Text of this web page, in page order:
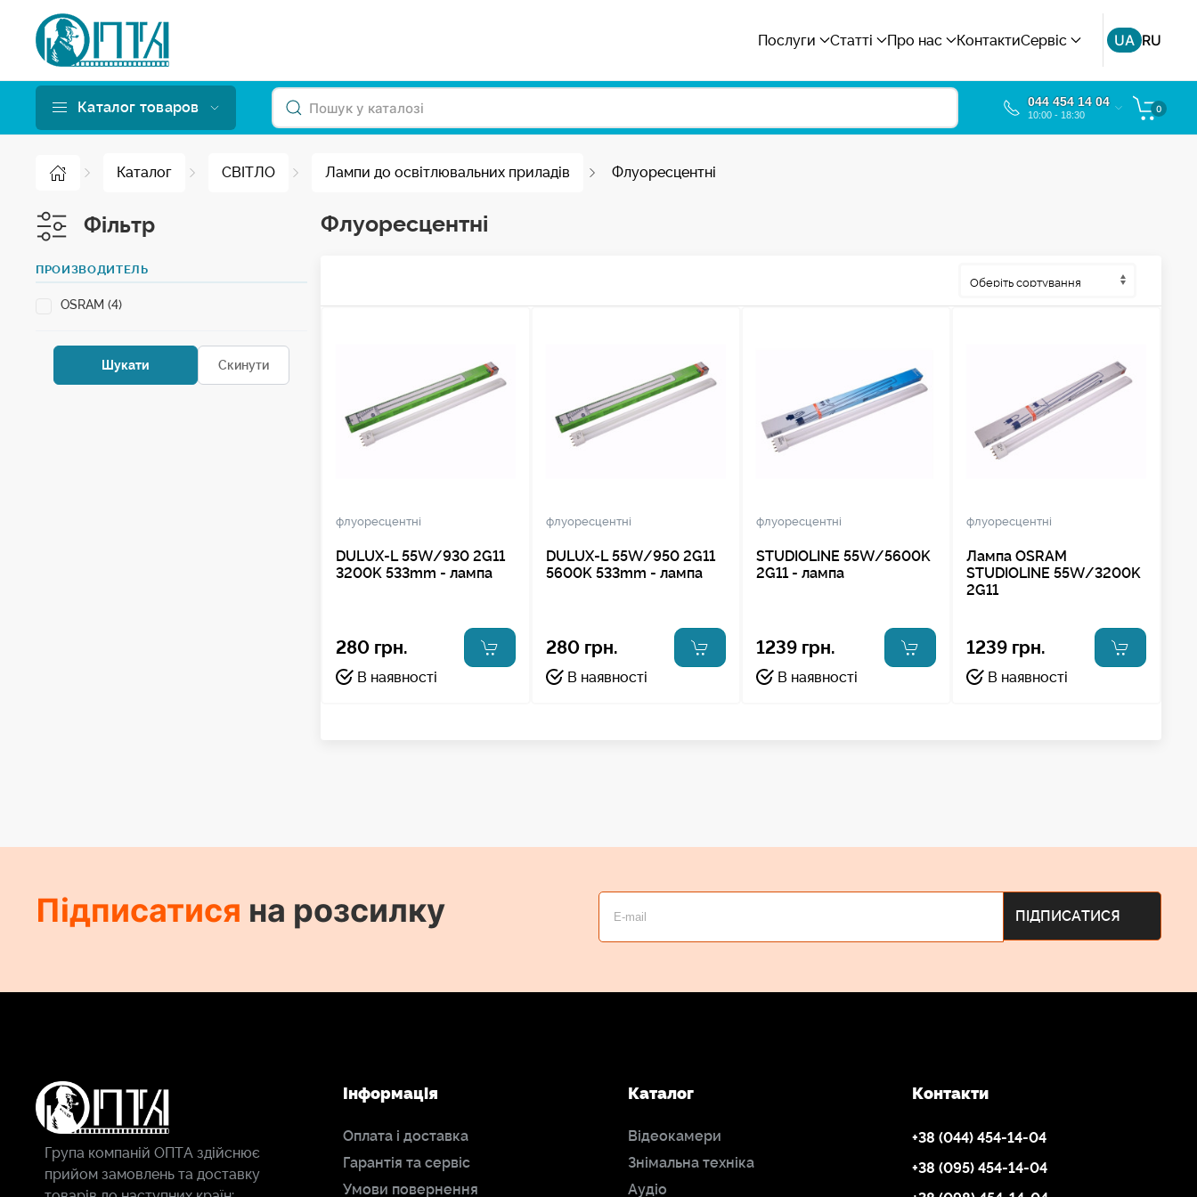
Послуги Статті Про нас КонтактиСервіс UA RU
Каталог товаров 044 454 14 04
10:00 - 18:30
0
Каталог СВІТЛО Лампи до освітлювальних приладів Флуоресцентні
Фільтр
ПРОИЗВОДИТЕЛЬ
OSRAM (4)
Флуоресцентні
флуоресцентні
DULUX-L 55W/930 2G11
3200K 533mm - лампа
280 грн.
В наявності
флуоресцентні
DULUX-L 55W/950 2G11
5600K 533mm - лампа
280 грн.
В наявності
флуоресцентні
STUDIOLINE 55W/5600K
2G11 - лампа
1239 грн.
В наявності
флуоресцентні
Лампа OSRAM
STUDIOLINE 55W/3200K
2G11
1239 грн.
В наявності
Підписатися на розсилку
Група компаній ОПТА здійснює
прийом замовлень та доставку
Інформація
Оплата і доставка
Гарантія та сервіс
Умови повернення
Каталог
Відеокамери
Знімальна техніка
Аудіо
Контакти
+38 (044) 454-14-04
+38 (095) 454-14-04